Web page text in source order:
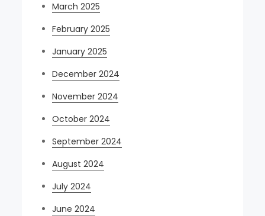
March 2025
February 2025
January 2025
December 2024
November 2024
October 2024
September 2024
August 2024
July 2024
June 2024